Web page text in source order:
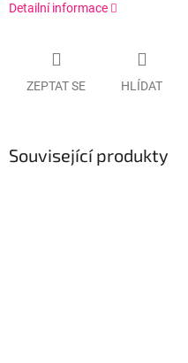
Detailní informace
ZEPTAT SE HLÍDAT
Související produkty